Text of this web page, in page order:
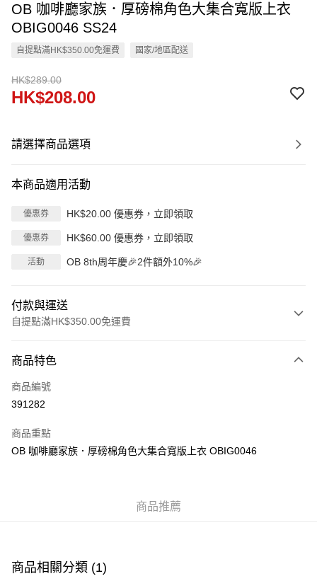
OB 咖啡廳家族．厚磅棉角色大集合寬版上衣
OBIG0046 SS24
自提點滿HK$350.00免運費 國家/地區配送
HK$289.00
HK$208.00
請選擇商品選項
本商品適用活動
優惠券 HK$20.00 優惠券，立即領取
優惠券 HK$60.00 優惠券，立即領取
活動 OB 8th周年慶🎉2件額外10%🎉
付款與運送
自提點滿HK$350.00免運費
信用卡
Apple Pay
PayMe
付款後順豐站及營業點
商品特色
商品編號
391282
商品重點
OB 咖啡廳家族．厚磅棉角色大集合寬版上衣 OBIG0046
商品推薦
商品相關分類 (1)